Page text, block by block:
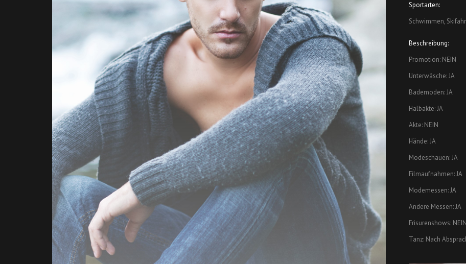
Sportarten:
Schwimmen,
Beschreibung:
Promotion: NEIN
Unterwäsche: JA
Bademoden: JA
Halbakte: JA
Akte: NEIN
Hände: JA
Modeschauen: JA
Filmaufnahmen: JA
Modemessen: JA
Andere Messen: JA
Frisurenshows: NEIN
Tanz: Nach